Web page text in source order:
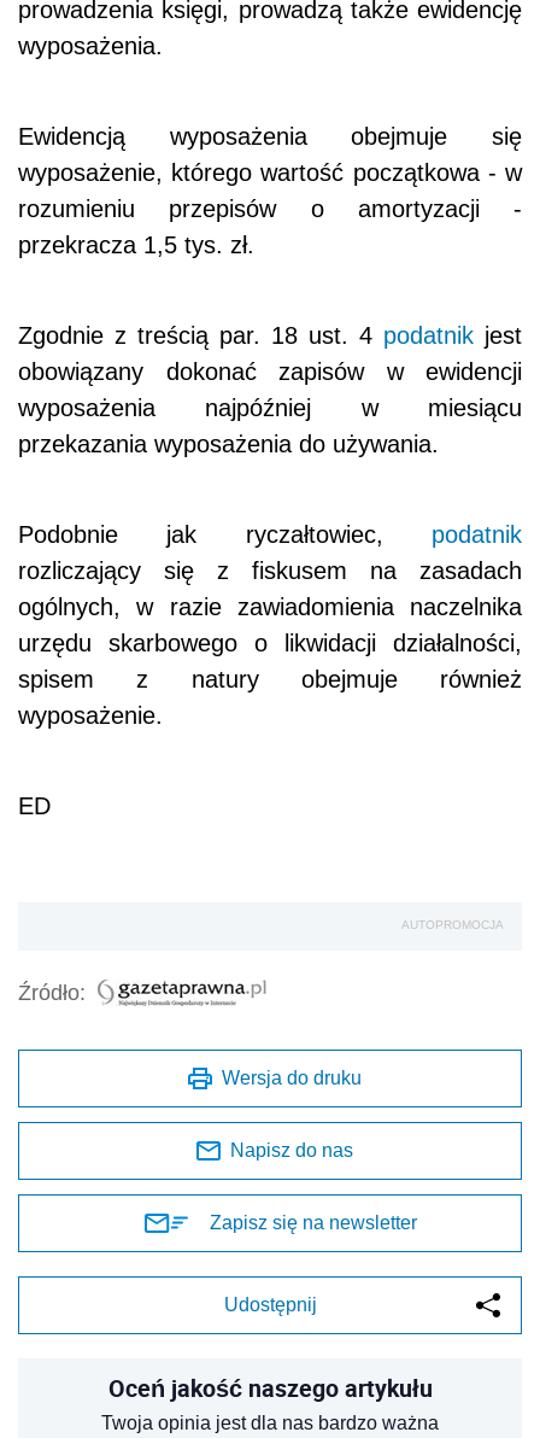
prowadzenia księgi, prowadzą także ewidencję
wyposażenia.
Ewidencją wyposażenia obejmuje się
wyposażenie, którego wartość początkowa - w
rozumieniu przepisów o amortyzacji -
przekracza 1,5 tys. zł.
Zgodnie z treścią par. 18 ust. 4 podatnik jest
obowiązany dokonać zapisów w ewidencji
wyposażenia najpóźniej w miesiącu
przekazania wyposażenia do używania.
Podobnie jak ryczałtowiec, podatnik
rozliczający się z fiskusem na zasadach
ogólnych, w razie zawiadomienia naczelnika
urzędu skarbowego o likwidacji działalności,
spisem z natury obejmuje również
wyposażenie.
ED
AUTOPROMOCJA
Źródło:
Wersja do druku
Napisz do nas
Zapisz się na newsletter
Udostępnij
Oceń jakość naszego artykułu
Twoja opinia jest dla nas bardzo ważna